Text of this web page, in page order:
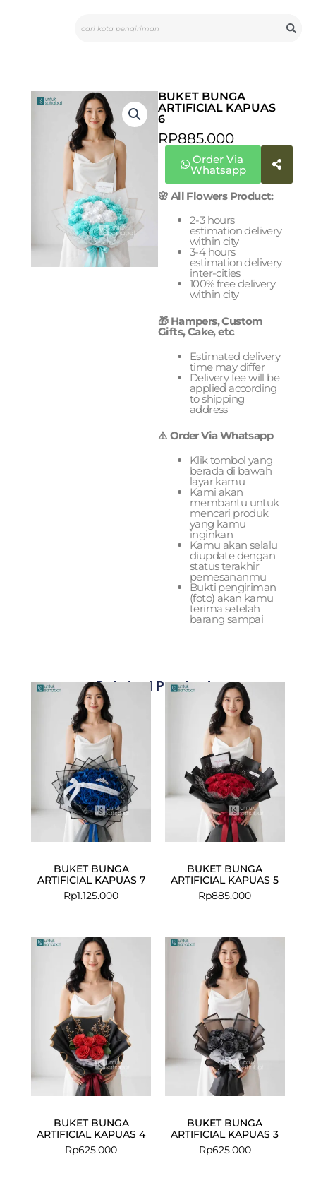
BUKET BUNGA
ARTIFICIAL KAPUAS
6
RP885.000
Order Via
Whatsapp
🌸 All Flowers Product:
2-3 hours
estimation delivery
within city
3-4 hours
estimation delivery
inter-cities
100% free delivery
within city
🎁 Hampers, Custom
Gifts, Cake, etc
Estimated delivery
time may differ
Delivery fee will be
applied according
to shipping
address
⚠️ Order Via Whatsapp
Klik tombol yang
berada di bawah
layar kamu
Kami akan
membantu untuk
mencari produk
yang kamu
inginkan
Kamu akan selalu
diupdate dengan
status terakhir
pemesananmu
Bukti pengiriman
(foto) akan kamu
terima setelah
barang sampai
Related Products
BUKET BUNGA
ARTIFICIAL KAPUAS 7
Rp1.125.000
BUKET BUNGA
ARTIFICIAL KAPUAS 5
Rp885.000
BUKET BUNGA
ARTIFICIAL KAPUAS 4
Rp625.000
BUKET BUNGA
ARTIFICIAL KAPUAS 3
Rp625.000